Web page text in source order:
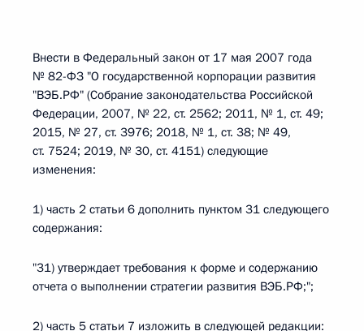
Внести в Федеральный закон от 17 мая 2007 года
№ 82-ФЗ "О государственной корпорации развития
"ВЭБ.РФ" (Собрание законодательства Российской
Федерации, 2007, № 22, ст. 2562; 2011, № 1, ст. 49;
2015, № 27, ст. 3976; 2018, № 1, ст. 38; № 49,
ст. 7524; 2019, № 30, ст. 4151) следующие
изменения:
1) часть 2 статьи 6 дополнить пунктом 31 следующего
содержания:
"31) утверждает требования к форме и содержанию
отчета о выполнении стратегии развития ВЭБ.РФ;";
2) часть 5 статьи 7 изложить в следующей редакции: